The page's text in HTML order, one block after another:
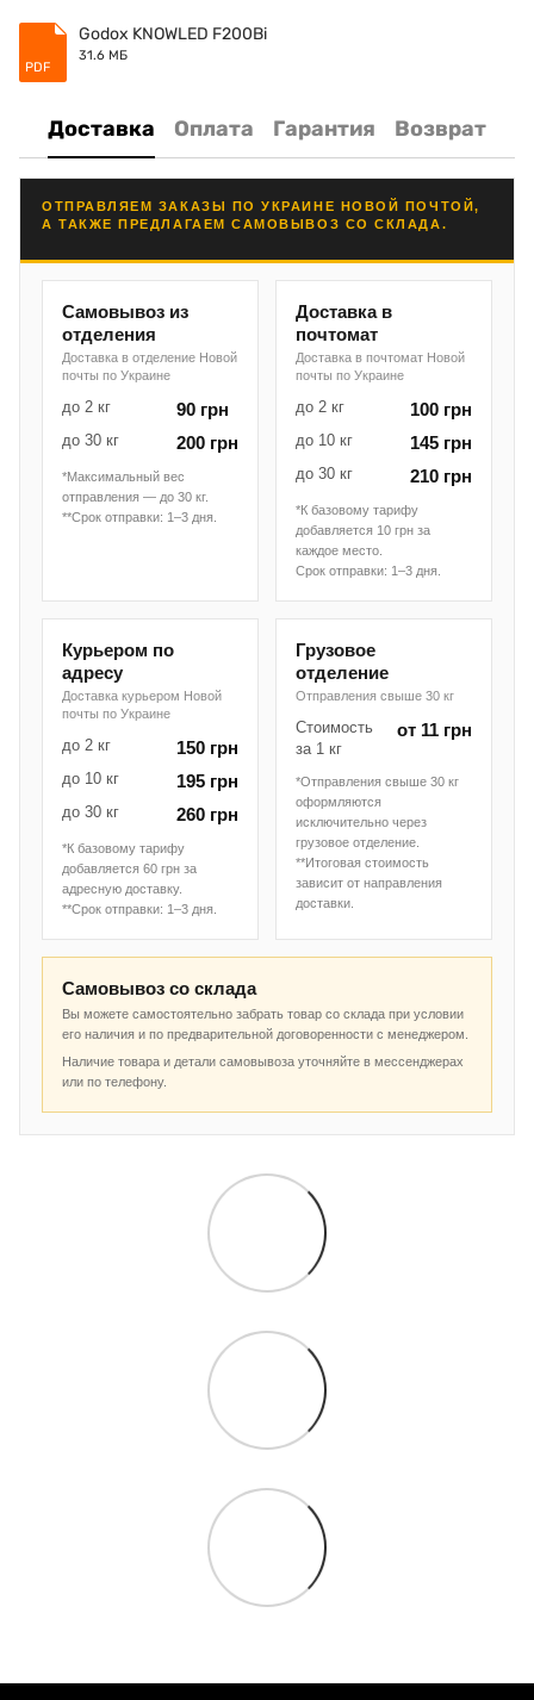
PDF
Godox KNOWLED F200Bi
31.6 МБ
Доставка Оплата Гарантия Возврат
ОТПРАВЛЯЕМ ЗАКАЗЫ ПО УКРАИНЕ НОВОЙ ПОЧТОЙ,
А ТАКЖЕ ПРЕДЛАГАЕМ САМОВЫВОЗ СО СКЛАДА.
Самовывоз из
отделения
Доставка в отделение Новой
почты по Украине
до 2 кг 90 грн
до 30 кг 200 грн
*Максимальный вес
отправления — до 30 кг.
**Срок отправки: 1–3 дня.
Доставка в
почтомат
Доставка в почтомат Новой
почты по Украине
до 2 кг 100 грн
до 10 кг 145 грн
до 30 кг 210 грн
*К базовому тарифу
добавляется 10 грн за
каждое место.
Срок отправки: 1–3 дня.
Курьером по
адресу
Доставка курьером Новой
почты по Украине
до 2 кг 150 грн
до 10 кг 195 грн
до 30 кг 260 грн
*К базовому тарифу
добавляется 60 грн за
адресную доставку.
**Срок отправки: 1–3 дня.
Грузовое
отделение
Отправления свыше 30 кг
Стоимость
за 1 кг
от 11 грн
*Отправления свыше 30 кг
оформляются
исключительно через
грузовое отделение.
**Итоговая стоимость
зависит от направления
доставки.
Самовывоз со склада
Вы можете самостоятельно забрать товар со склада при условии
его наличия и по предварительной договоренности с менеджером.
Наличие товара и детали самовывоза уточняйте в мессенджерах
или по телефону.